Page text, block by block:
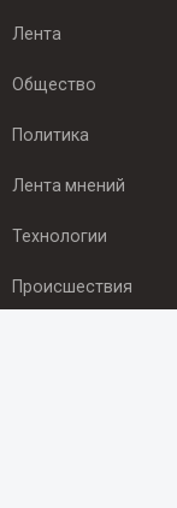
Лента
Общество
Политика
Лента мнений
Технологии
Происшествия